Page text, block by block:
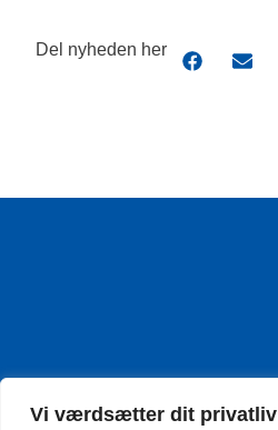
Vi værdsætter dit privatliv
Del nyheden her